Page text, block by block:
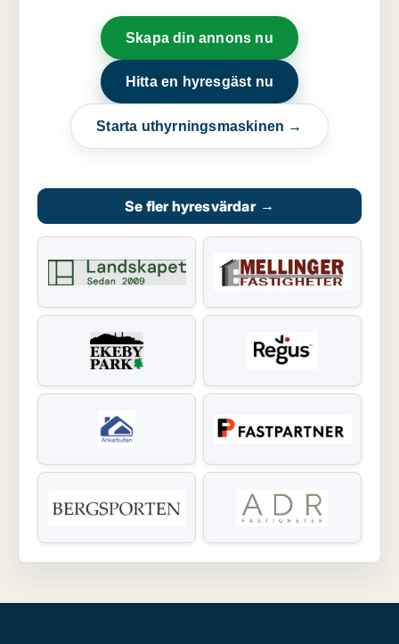
Skapa din annons nu
Hitta en hyresgäst nu
Starta uthyrningsmaskinen →
Se fler hyresvärdar →